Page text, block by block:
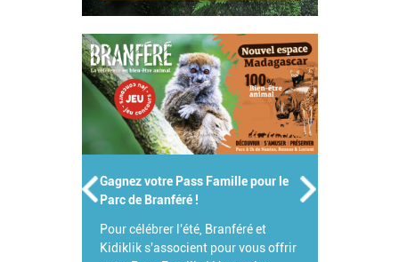
Gagnez votre Pass Famille pour le
Parc de Branféré !
Pour célébrer l'été, Branféré et
Kidiklik s'associent pour vous offrir